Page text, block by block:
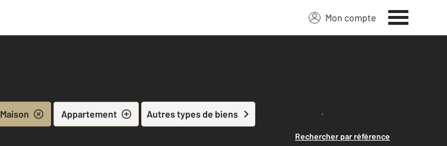
Mon compte
Maison Appartement Autres types de biens Lancer ma recherche
Rechercher par référence